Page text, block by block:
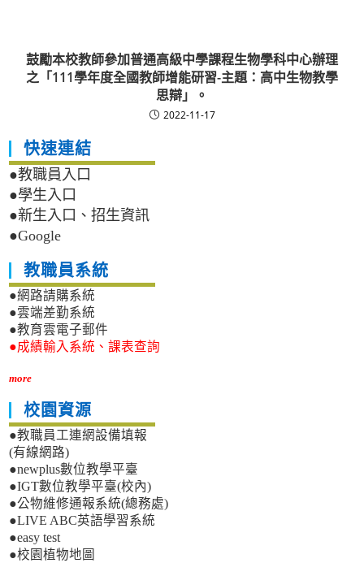
鼓勵本校教師參加普通高級中學課程生物學科中心辦理
之「111學年度全國教師增能研習-主題：高中生物教學
思辯」。
2022-11-17
快速連結
●教職員入口
●學生入口
●新生入口、招生資訊
●Google
教職員系統
●網路請購系統
●雲端差勤系統
●教育雲電子郵件
●成績輸入系統、課表查詢
more
校園資源
●教職員工連網設備填報
(有線網路)
●newplus數位教學平臺
●IGT數位教學平臺(校內)
●公物維修通報系統(總務處)
●LIVE ABC英語學習系統
●easy test
●校園植物地圖